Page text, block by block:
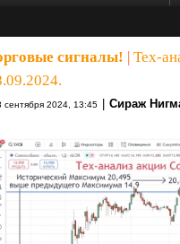
сигналы!
Тех-
сентября 2024, 13:45 Сираж